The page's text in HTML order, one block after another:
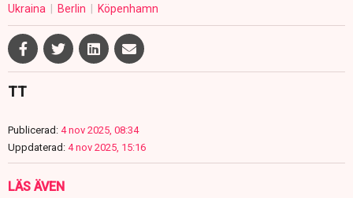
Ukraina
Berlin Köpenhamn
TT
Publicerad: 4 nov 2025, 08:34
Uppdaterad: 4 nov 2025, 15:16
LÄS ÄVEN